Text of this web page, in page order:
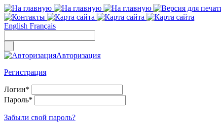
English Français
Авторизация
Регистрация
Логин*
Пароль*
Забыли свой пароль?